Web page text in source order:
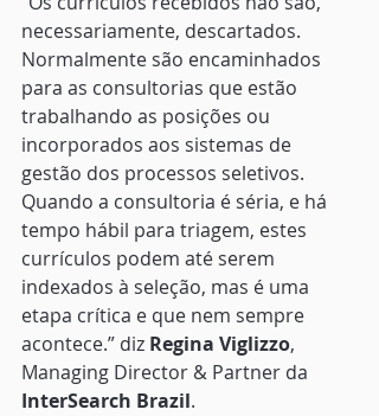
necessariamente, descartados.
Normalmente são encaminhados
para as consultorias que estão
trabalhando as posições ou
incorporados aos sistemas de
gestão dos processos seletivos.
Quando a consultoria é séria, e há
tempo hábil para triagem, estes
currículos podem até serem
indexados à seleção, mas é uma
etapa crítica e que nem sempre
acontece.” diz Regina Viglizzo,
Managing Director & Partner da
InterSearch Brazil.